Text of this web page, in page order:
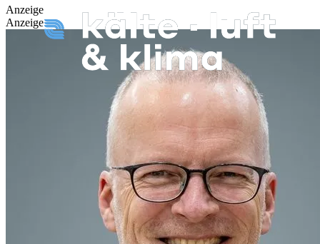
Anzeige
Anzeige